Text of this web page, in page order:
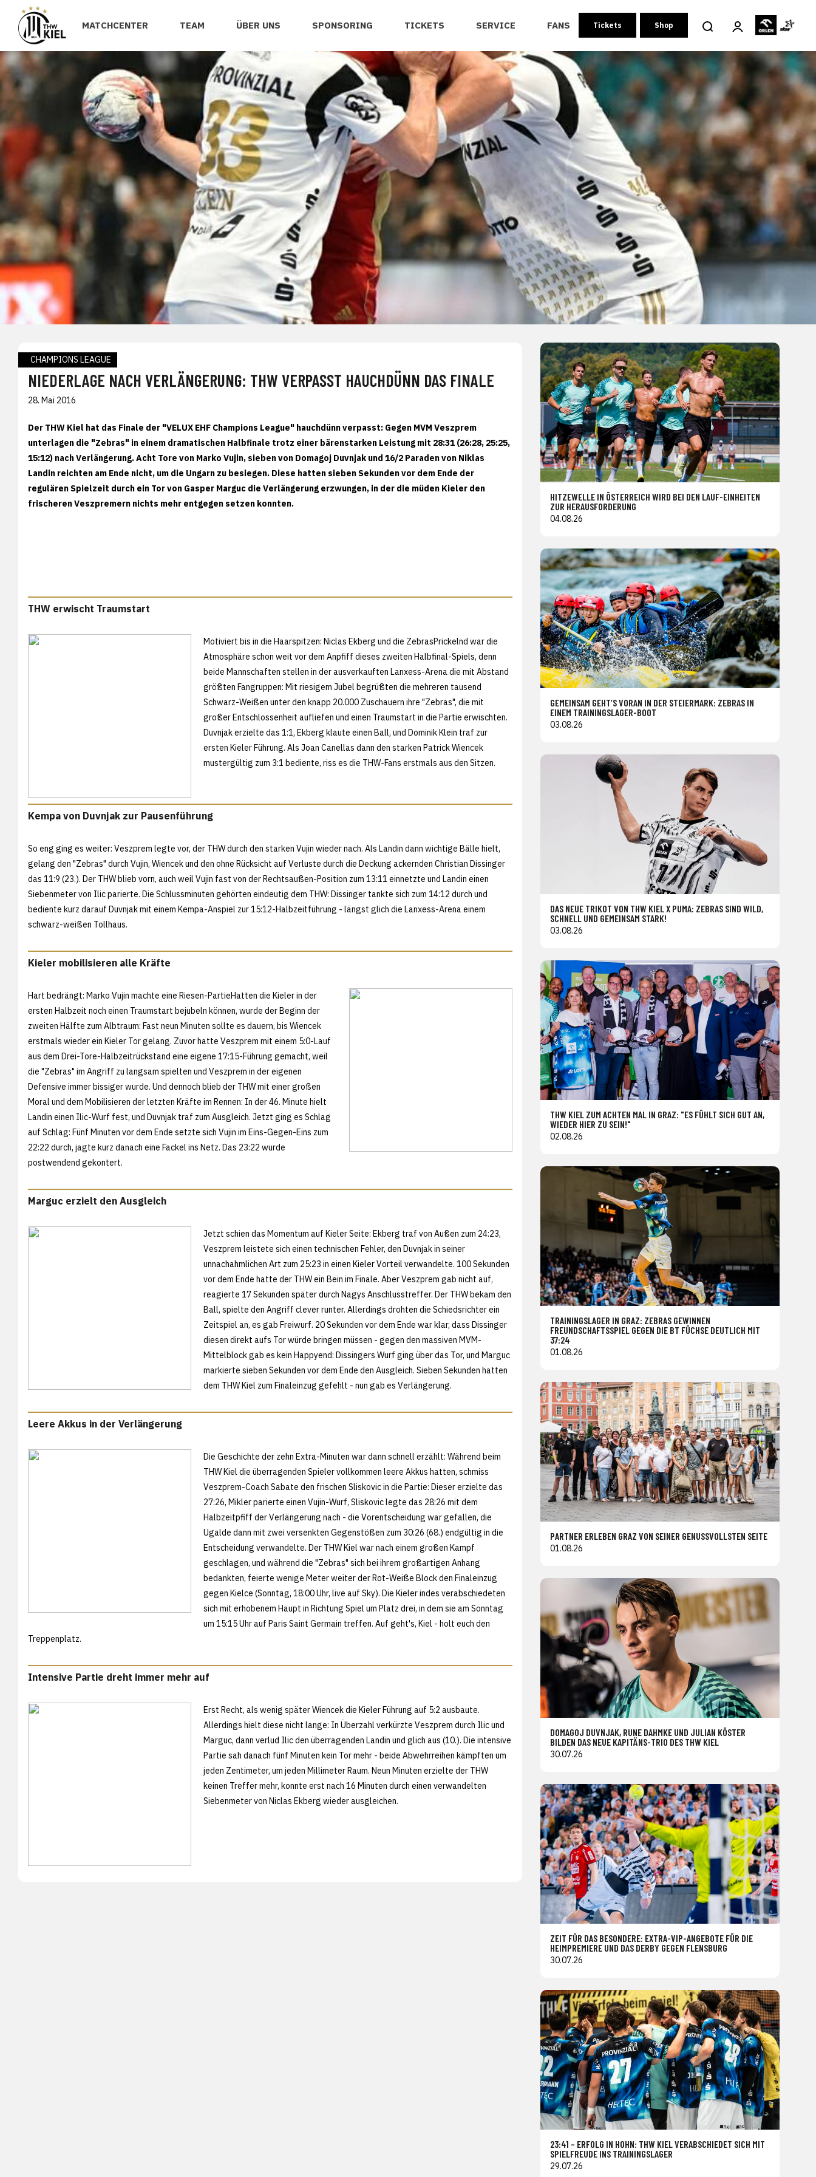
MATCHCENTER TEAM ÜBER UNS SPONSORING TICKETS SERVICE FANS Tickets Shop
CHAMPIONS LEAGUE
NIEDERLAGE NACH VERLÄNGERUNG: THW VERPASST HAUCHDÜNN DAS FINALE
28. Mai 2016
Der THW Kiel hat das Finale der "VELUX EHF Champions League" hauchdünn verpasst: Gegen MVM Veszprem
unterlagen die "Zebras" in einem dramatischen Halbfinale trotz einer bärenstarken Leistung mit 28:31 (26:28, 25:25,
15:12) nach Verlängerung. Acht Tore von Marko Vujin, sieben von Domagoj Duvnjak und 16/2 Paraden von Niklas
Landin reichten am Ende nicht, um die Ungarn zu besiegen. Diese hatten sieben Sekunden vor dem Ende der
regulären Spielzeit durch ein Tor von Gasper Marguc die Verlängerung erzwungen, in der die müden Kieler den
frischeren Veszpremern nichts mehr entgegen setzen konnten.
THW erwischt Traumstart
Motiviert bis in die Haarspitzen: Niclas Ekberg und die ZebrasPrickelnd war die
Atmosphäre schon weit vor dem Anpfiff dieses zweiten Halbfinal-Spiels, denn
beide Mannschaften stellen in der ausverkauften Lanxess-Arena die mit Abstand
größten Fangruppen: Mit riesigem Jubel begrüßten die mehreren tausend
Schwarz-Weißen unter den knapp 20.000 Zuschauern ihre "Zebras", die mit
großer Entschlossenheit aufliefen und einen Traumstart in die Partie erwischten.
Duvnjak erzielte das 1:1, Ekberg klaute einen Ball, und Dominik Klein traf zur
ersten Kieler Führung. Als Joan Canellas dann den starken Patrick Wiencek
mustergültig zum 3:1 bediente, riss es die THW-Fans erstmals aus den Sitzen.
Kempa von Duvnjak zur Pausenführung
So eng ging es weiter: Veszprem legte vor, der THW durch den starken Vujin wieder nach. Als Landin dann wichtige Bälle hielt,
gelang den "Zebras" durch Vujin, Wiencek und den ohne Rücksicht auf Verluste durch die Deckung ackernden Christian Dissinger
das 11:9 (23.). Der THW blieb vorn, auch weil Vujin fast von der Rechtsaußen-Position zum 13:11 einnetzte und Landin einen
Siebenmeter von Ilic parierte. Die Schlussminuten gehörten eindeutig dem THW: Dissinger tankte sich zum 14:12 durch und
bediente kurz darauf Duvnjak mit einem Kempa-Anspiel zur 15:12-Halbzeitführung - längst glich die Lanxess-Arena einem
schwarz-weißen Tollhaus.
Kieler mobilisieren alle Kräfte
Hart bedrängt: Marko Vujin machte eine Riesen-PartieHatten die Kieler in der
ersten Halbzeit noch einen Traumstart bejubeln können, wurde der Beginn der
zweiten Hälfte zum Albtraum: Fast neun Minuten sollte es dauern, bis Wiencek
erstmals wieder ein Kieler Tor gelang. Zuvor hatte Veszprem mit einem 5:0-Lauf
aus dem Drei-Tore-Halbzeitrückstand eine eigene 17:15-Führung gemacht, weil
die "Zebras" im Angriff zu langsam spielten und Veszprem in der eigenen
Defensive immer bissiger wurde. Und dennoch blieb der THW mit einer großen
Moral und dem Mobilisieren der letzten Kräfte im Rennen: In der 46. Minute hielt
Landin einen Ilic-Wurf fest, und Duvnjak traf zum Ausgleich. Jetzt ging es Schlag
auf Schlag: Fünf Minuten vor dem Ende setzte sich Vujin im Eins-Gegen-Eins zum
22:22 durch, jagte kurz danach eine Fackel ins Netz. Das 23:22 wurde
postwendend gekontert.
Marguc erzielt den Ausgleich
Jetzt schien das Momentum auf Kieler Seite: Ekberg traf von Außen zum 24:23,
Veszprem leistete sich einen technischen Fehler, den Duvnjak in seiner
unnachahmlichen Art zum 25:23 in einen Kieler Vorteil verwandelte. 100 Sekunden
vor dem Ende hatte der THW ein Bein im Finale. Aber Veszprem gab nicht auf,
reagierte 17 Sekunden später durch Nagys Anschlusstreffer. Der THW bekam den
Ball, spielte den Angriff clever runter. Allerdings drohten die Schiedsrichter ein
Zeitspiel an, es gab Freiwurf. 20 Sekunden vor dem Ende war klar, dass Dissinger
diesen direkt aufs Tor würde bringen müssen - gegen den massiven MVM-
Mittelblock gab es kein Happyend: Dissingers Wurf ging über das Tor, und Marguc
markierte sieben Sekunden vor dem Ende den Ausgleich. Sieben Sekunden hatten
dem THW Kiel zum Finaleinzug gefehlt - nun gab es Verlängerung.
Leere Akkus in der Verlängerung
Die Geschichte der zehn Extra-Minuten war dann schnell erzählt: Während beim
THW Kiel die überragenden Spieler vollkommen leere Akkus hatten, schmiss
Veszprem-Coach Sabate den frischen Sliskovic in die Partie: Dieser erzielte das
27:26, Mikler parierte einen Vujin-Wurf, Sliskovic legte das 28:26 mit dem
Halbzeitpfiff der Verlängerung nach - die Vorentscheidung war gefallen, die
Ugalde dann mit zwei versenkten Gegenstößen zum 30:26 (68.) endgültig in die
Entscheidung verwandelte. Der THW Kiel war nach einem großen Kampf
geschlagen, und während die "Zebras" sich bei ihrem großartigen Anhang
bedankten, feierte wenige Meter weiter der Rot-Weiße Block den Finaleinzug
gegen Kielce (Sonntag, 18:00 Uhr, live auf Sky). Die Kieler indes verabschiedeten
sich mit erhobenem Haupt in Richtung Spiel um Platz drei, in dem sie am Sonntag
um 15:15 Uhr auf Paris Saint Germain treffen. Auf geht's, Kiel - holt euch den
Treppenplatz.
Intensive Partie dreht immer mehr auf
Erst Recht, als wenig später Wiencek die Kieler Führung auf 5:2 ausbaute.
Allerdings hielt diese nicht lange: In Überzahl verkürzte Veszprem durch Ilic und
Marguc, dann verlud Ilic den überragenden Landin und glich aus (10.). Die intensive
Partie sah danach fünf Minuten kein Tor mehr - beide Abwehrreihen kämpften um
jeden Zentimeter, um jeden Millimeter Raum. Neun Minuten erzielte der THW
keinen Treffer mehr, konnte erst nach 16 Minuten durch einen verwandelten
Siebenmeter von Niclas Ekberg wieder ausgleichen.
HITZEWELLE IN ÖSTERREICH WIRD BEI DEN LAUF-EINHEITEN
ZUR HERAUSFORDERUNG
04.08.26
GEMEINSAM GEHT’S VORAN IN DER STEIERMARK: ZEBRAS IN
EINEM TRAININGSLAGER-BOOT
03.08.26
DAS NEUE TRIKOT VON THW KIEL X PUMA: ZEBRAS SIND WILD,
SCHNELL UND GEMEINSAM STARK!
03.08.26
THW KIEL ZUM ACHTEN MAL IN GRAZ: "ES FÜHLT SICH GUT AN,
WIEDER HIER ZU SEIN!"
02.08.26
TRAININGSLAGER IN GRAZ: ZEBRAS GEWINNEN
FREUNDSCHAFTSSPIEL GEGEN DIE BT FÜCHSE DEUTLICH MIT
37:24
01.08.26
PARTNER ERLEBEN GRAZ VON SEINER GENUSSVOLLSTEN SEITE
01.08.26
DOMAGOJ DUVNJAK, RUNE DAHMKE UND JULIAN KÖSTER
BILDEN DAS NEUE KAPITÄNS-TRIO DES THW KIEL
30.07.26
ZEIT FÜR DAS BESONDERE: EXTRA-VIP-ANGEBOTE FÜR DIE
HEIMPREMIERE UND DAS DERBY GEGEN FLENSBURG
30.07.26
23:41 – ERFOLG IN HOHN: THW KIEL VERABSCHIEDET SICH MIT
SPIELFREUDE INS TRAININGSLAGER
29.07.26